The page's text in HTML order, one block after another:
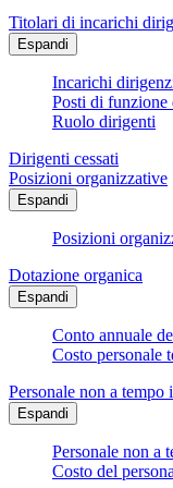
Titolari di incarichi
Espandi
Incarichi
Posti di
Ruolo dirigenti
Dirigenti cessati
Posizioni organizzative
Espandi
Posizioni
Dotazione organica
Espandi
Conto annuale
Costo personale
Personale non a tempo
Espandi
Personale non a
Costo del